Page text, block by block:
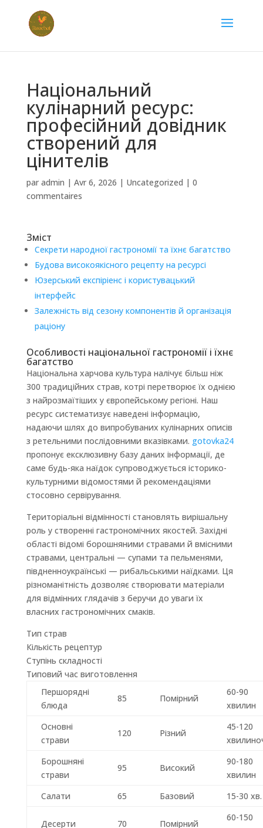
Національний
кулінарний ресурс:
професійний довідник
створений для
цінителів
par admin | Avr 6, 2026 | Uncategorized | 0
commentaires
Зміст
Секрети народної гастрономії та їхнє багатство
Будова високоякісного рецепту на ресурсі
Юзерський експіріенс і користувацький
інтерфейс
Залежність від сезону компонентів й організація
раціону
Особливості національної гастрономії і їхнє
багатство
Національна харчова культура налічує більш ніж
300 традиційних страв, котрі перетворює їх однією
з найрозмаїтіших у європейському регіоні. Наш
ресурс систематизує наведені інформацію,
надаючи шлях до випробуваних кулінарних описів
з ретельними послідовними вказівками. gotovka24
пропонує ексклюзивну базу даних інформації, де
саме будь-яка наїдок супроводжується історико-
культурними відомостями й рекомендаціями
стосовно сервірування.
Територіальні відмінності становлять вирішальну
роль у створенні гастрономічних якостей. Західні
області відомі борошняними стравами й вмісними
стравами, центральні — супами та пельменями,
півдненноукраїнські — рибальськими наїдками. Ця
різноманітність дозволяє створювати матеріали
для відмінних глядачів з беручи до уваги їх
власних гастрономічних смаків.
Тип страв
Кількість рецептур
Ступінь складності
Типовий час виготовлення
Першорядні
блюда
85 Помірний
60-90
хвилин
Основні
страви
120 Різний
45-120
Борошняні
страви
95 Високий
90-180
хвилин
Салати
65 Базовий 15-30 хв.
Десерти 70 Помірний
60-150